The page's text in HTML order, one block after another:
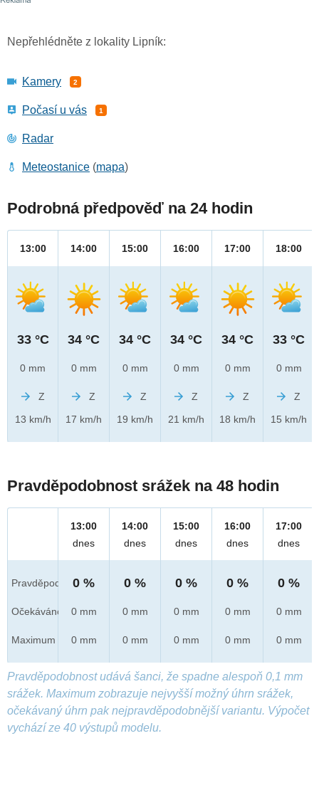
Nepřehlédněte z lokality Lipník:
Kamery 2
Počasí u vás 1
Radar
Meteostanice (mapa)
Podrobná předpověď na 24 hodin
13:00
33 °C
0 mm
Z
13 km/h
14:00
34 °C
0 mm
Z
17 km/h
15:00
34 °C
0 mm
Z
19 km/h
16:00
34 °C
0 mm
Z
21 km/h
17:00
34 °C
0 mm
Z
18 km/h
18:00
33 °C
0 mm
Z
15 km/h
Pravděpodobnost srážek na 48 hodin
Pravděpod.
Očekáváno
Maximum
13:00
dnes
0 %
0 mm
0 mm
14:00
dnes
0 %
0 mm
0 mm
15:00
dnes
0 %
0 mm
0 mm
16:00
dnes
0 %
0 mm
0 mm
17:00
dnes
0 %
0 mm
0 mm
Pravděpodobnost udává šanci, že spadne alespoň 0,1 mm
srážek. Maximum zobrazuje nejvyšší možný úhrn srážek,
očekávaný úhrn pak nejpravděpodobnější variantu. Výpočet
vychází ze 40 výstupů modelu.